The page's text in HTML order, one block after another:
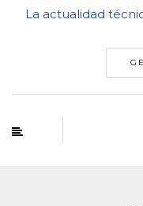
La actualidad